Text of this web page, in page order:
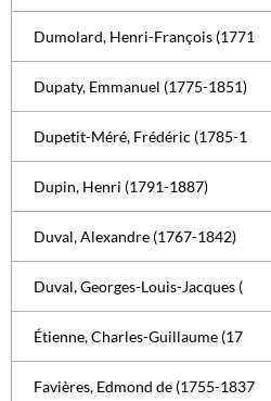
Dumolard, Henri-François (1771
Dupaty, Emmanuel (1775-1851)
Dupetit-Méré, Frédéric (1785-1
Dupin, Henri (1791-1887)
Duval, Alexandre (1767-1842)
Duval, Georges-Louis-Jacques (
Étienne, Charles-Guillaume (17
Favières, Edmond de (1755-1837